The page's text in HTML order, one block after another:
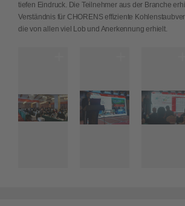
tiefen Eindruck. Die Teilnehmer aus der Branche
Verständnis für CHORENS effiziente
die von allen viel Lob und Anerkennung erhielt.